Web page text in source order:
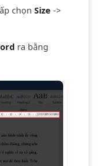
chọn Size ->
ra bằng